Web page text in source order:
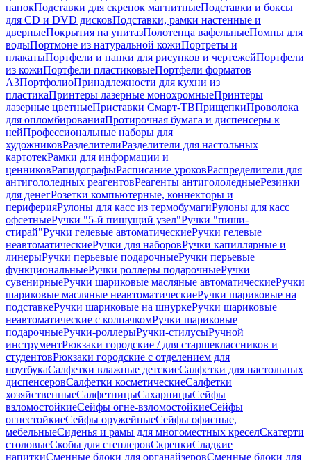
папокПодставки для скрепок магнитныеПодставки и боксы
для CD и DVD дисковПодставки, рамки настенные и
дверныеПокрытия на унитазПолотенца вафельныеПомпы для
водыПортмоне из натуральной кожиПортреты и
плакатыПортфели и папки для рисунков и чертежейПортфели
из кожиПортфели пластиковыеПортфели форматов
А3ПортфолиоПринадлежности для кухни из
пластикаПринтеры лазерные монохромныеПринтеры
лазерные цветныеПриставки Смарт-ТВПрищепкиПроволока
для опломбированияПротирочная бумага и диспенсеры к
нейПрофессиональные наборы для
художниковРазделителиРазделители для настольных
картотекРамки для информации и
ценниковРапидографыРасписание уроковРаспределители для
антигололедных реагентовРеагенты антигололедныеРезинки
для денегРозетки компьютерные, коннекторы и
периферияРулоны для касс из термобумагиРулоны для касс
офсетныеРучки "5-й пишущий узел"Ручки "пиши-
стирай"Ручки гелевые автоматическиеРучки гелевые
неавтоматическиеРучки для наборовРучки капиллярные и
линерыРучки перьевые подарочныеРучки перьевые
функциональныеРучки роллеры подарочныеРучки
сувенирныеРучки шариковые масляные автоматическиеРучки
шариковые масляные неавтоматическиеРучки шариковые на
подставкеРучки шариковые на шнуркеРучки шариковые
неавтоматические с колпачкомРучки шариковые
подарочныеРучки-роллерыРучки-стилусыРучной
инструментРюкзаки городские / для старшеклассников и
студентовРюкзаки городские с отделением для
ноутбукаСалфетки влажные детскиеСалфетки для настольных
диспенсеровСалфетки косметическиеСалфетки
хозяйственныеСалфетницыСахарницыСейфы
взломостойкиеСейфы огне-взломостойкиеСейфы
огнестойкиеСейфы оружейныеСейфы офисные,
мебельныеСиденья и рамы для многоместных креселСкатерти
столовыеСкобы для степлеровСкрепкиСладкие
напиткиСменные блоки для органайзеровСменные блоки для